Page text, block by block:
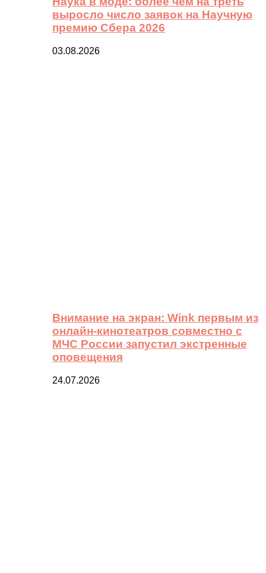
выросло число заявок на Научную
премию Сбера 2026
03.08.2026
Внимание на экран: Wink первым из
онлайн-кинотеатров совместно с
МЧС России запустил экстренные
оповещения
24.07.2026